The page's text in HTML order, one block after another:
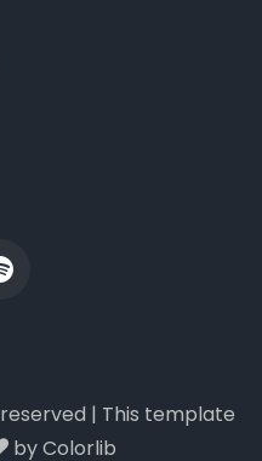
| This template
byColorlib